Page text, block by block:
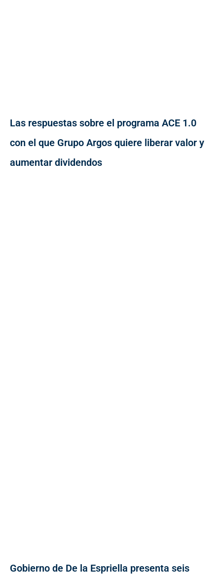
Las respuestas sobre el programa ACE 1.0
con el que Grupo Argos quiere liberar valor y
aumentar dividendos
Gobierno de De la Espriella presenta seis